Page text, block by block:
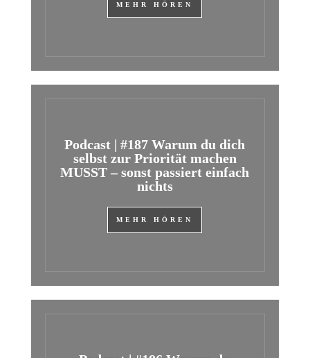
MEHR HÖREN
Podcast | #187 Warum du dich
selbst zur Priorität machen
MUSST – sonst passiert einfach
nichts
MEHR HÖREN